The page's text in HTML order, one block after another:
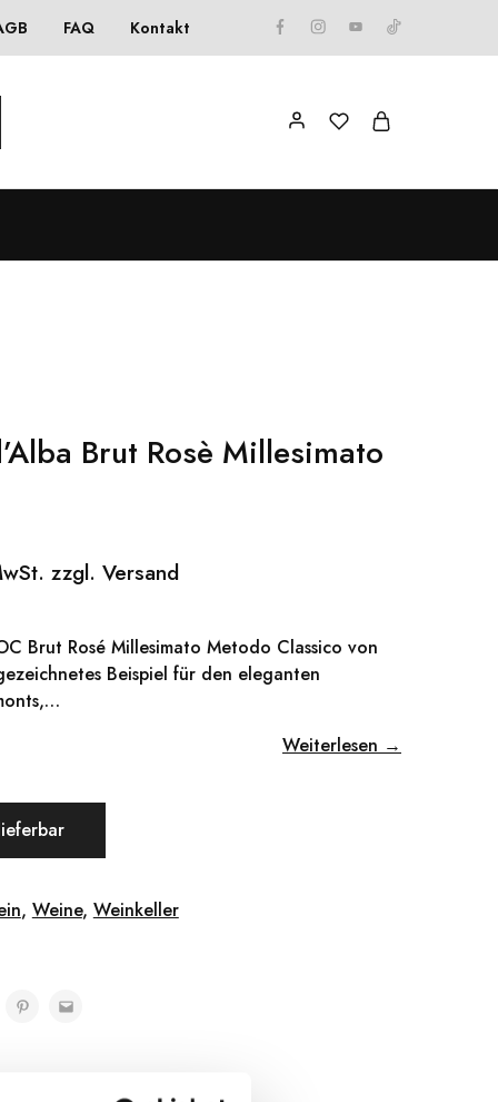
FAQ Kontakt
Brut Rosè Millesimato
zzgl. Versand
Brut Rosé Millesimato Metodo Classico von
Beispiel für den eleganten
Weiterlesen →
, Weine, Weinkeller